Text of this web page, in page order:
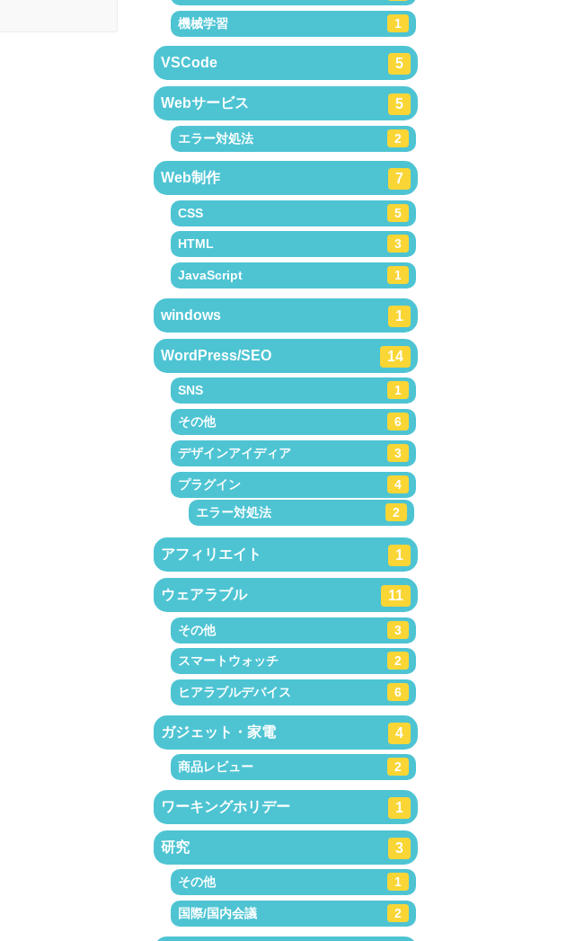
機械学習 1
VSCode 5
Webサービス 5
エラー対処法 2
Web制作 7
CSS 5
HTML 3
JavaScript 1
windows 1
WordPress/SEO 14
SNS 1
その他 6
デザインアイディア 3
プラグイン
4
エラー対処法
2
アフィリエイト 1
ウェアラブル 11
その他 3
スマートウォッチ 2
ヒアラブルデバイス 6
ガジェット・家電 4
商品レビュー 2
ワーキングホリデー 1
研究 3
その他 1
国際/国内会議 2